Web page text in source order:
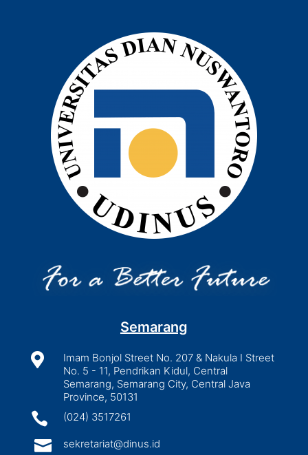
Semarang

Imam Bonjol Street No. 207 & Nakula I Street
No. 5 - 11, Pendrikan Kidul, Central
Semarang, Semarang City, Central Java
Province, 50131
 (024) 3517261
 sekretariat@dinus.id